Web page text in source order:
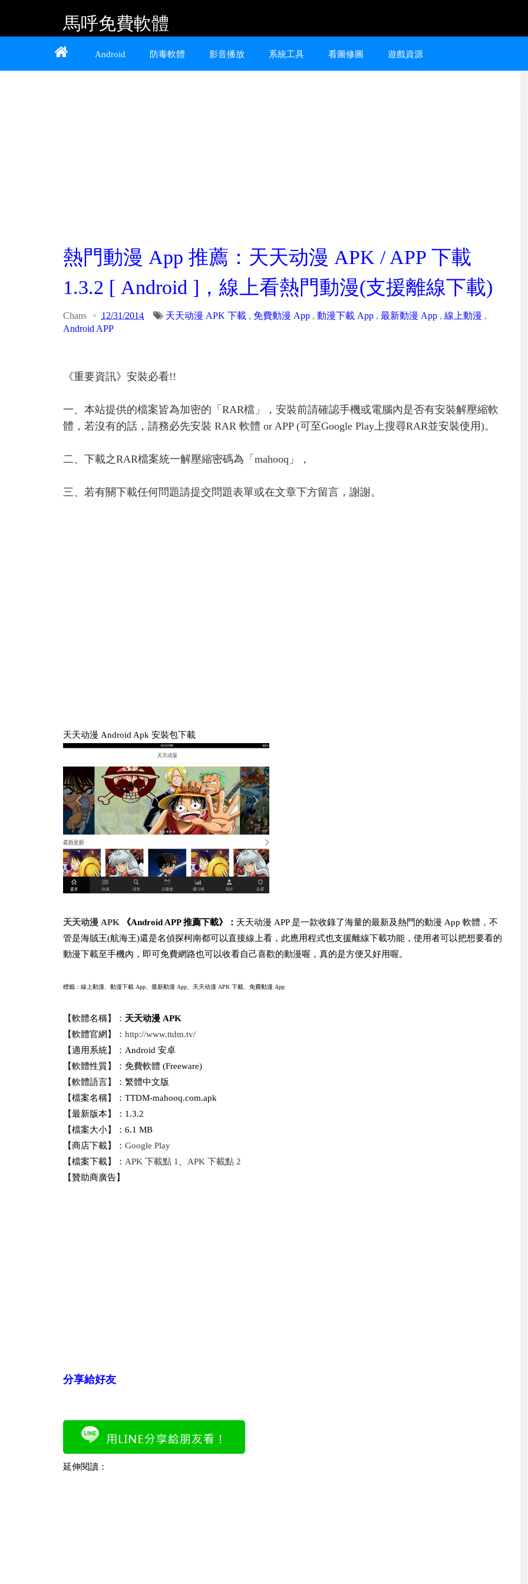
Home About Contact
馬呼免費軟體
提供 Android、iOS 好用的手機應用程式及
Android 防毒軟體 影音播放 系統工具 看圖修圖 遊戲資源
熱門動漫 App 推薦：天天动漫 APK / APP 下載
1.3.2 [ Android ]，線上看熱門動漫(支援離線下載)
Chans 12/31/2014 天天动漫 APK 下載 , 免費動漫 App , 動漫下載 App , 最新動漫 App , 線上動漫 ,
Android APP
《重要資訊》安裝必看!!
一、本站提供的檔案皆為加密的「RAR檔」，安裝前請確認手機或電腦內是否有安裝解壓縮軟
體，若沒有的話，請務必先安裝 RAR 軟體 or APP (可至Google Play上搜尋RAR並安裝使用)。
二、下載之RAR檔案統一解壓縮密碼為「mahooq」，
三、若有關下載任何問題請提交問題表單或在文章下方留言，謝謝。
天天动漫 Android Apk 安裝包下載
天天动漫 APK 《Android APP 推薦下載》： 天天动漫 APP 是一款收錄了海量的最新及熱門的動漫 App 軟體，不
管是海賊王(航海王)還是名偵探柯南都可以直接線上看，此應用程式也支援離線下載功能，使用者可以把想要看的
動漫下載至手機內，即可免費網路也可以收看自己喜歡的動漫喔，真的是方便又好用喔。
標籤：線上動漫、動漫下載 App、最新動漫 App、 天天动漫 APK 下載、免費動漫 App
【軟體名稱】： 天天动漫 APK
【軟體官網】： http://www.ttdm.tv/
【適用系統】：Android 安卓
【軟體性質】：免費軟體 (Freeware)
【軟體語言】：繁體中文版
【檔案名稱】：TTDM-mahooq.com.apk
【最新版本】：1.3.2
【檔案大小】：6.1 MB
【商店下載】： Google Play
【檔案下載】： APK 下載點 1、 APK 下載點 2
【贊助商廣告】
分享給好友
延伸閱讀：